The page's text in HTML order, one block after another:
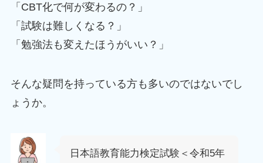
「CBT化で何が変わるの？」
「試験は難しくなる？」
「勉強法も変えたほうがいい？」
そんな疑問を持っている方も多いのではないでし
ょうか。
日本語教育能力検定試験＜令和5年